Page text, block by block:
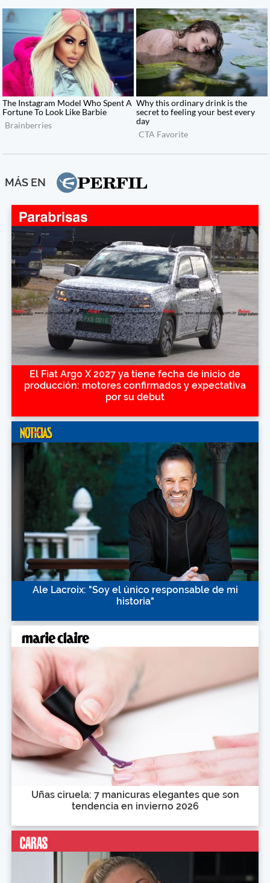
MÁS EN
El Fiat Argo X 2027 ya tiene fecha de inicio de
producción: motores confirmados y expectativa
por su debut
Ale Lacroix: "Soy el único responsable de mi
historia"
Uñas ciruela: 7 manicuras elegantes que son
tendencia en invierno 2026